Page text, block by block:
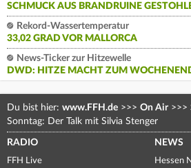
SCHMUCK AUS BRANDRUINE
Rekord-Wassertemperatur
33,02 GRAD VOR MALLORCA
News-Ticker zur Hitzewelle
DWD: HITZE MACHT ZUM
Du bist hier: www.FFH.de >>> On Air >>>
Sonntag: Der Talk mit Silvia Stenger
RADIO
FFH Live
NEWS
Hessen